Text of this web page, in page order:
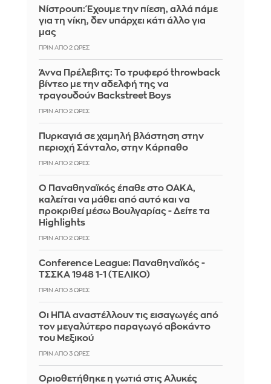
Νίστρουπ: Έχουμε την πίεση, αλλά πάμε
για τη νίκη, δεν υπάρχει κάτι άλλο για
μας
ΠΡΙΝ ΑΠΌ 2 ΏΡΕΣ
Άννα Πρέλεβιτς: Το τρυφερό throwback
βίντεο με την αδελφή της να
τραγουδούν Backstreet Boys
ΠΡΙΝ ΑΠΌ 2 ΏΡΕΣ
Πυρκαγιά σε χαμηλή βλάστηση στην
περιοχή Σάνταλο, στην Κάρπαθο
ΠΡΙΝ ΑΠΌ 2 ΏΡΕΣ
Ο Παναθηναϊκός έπαθε στο ΟΑΚΑ,
καλείται να μάθει από αυτό και να
προκριθεί μέσω Βουλγαρίας - Δείτε τα
Highlights
ΠΡΙΝ ΑΠΌ 2 ΏΡΕΣ
Conference League: Παναθηναϊκός -
ΤΣΣΚΑ 1948 1-1 (ΤΕΛΙΚΟ)
ΠΡΙΝ ΑΠΌ 3 ΏΡΕΣ
Οι ΗΠΑ αναστέλλουν τις εισαγωγές από
τον μεγαλύτερο παραγωγό αβοκάντο
του Μεξικού
ΠΡΙΝ ΑΠΌ 3 ΏΡΕΣ
Οριοθετήθηκε η γωτιά στις Αλυκές